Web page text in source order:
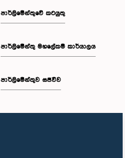
පාර්ලිමේන්තුවේ කටයුතු
පාර්ලිමේන්තු මහලේකම් කාර්යාලය
පාර්ලිමේන්තුව සජීවීව